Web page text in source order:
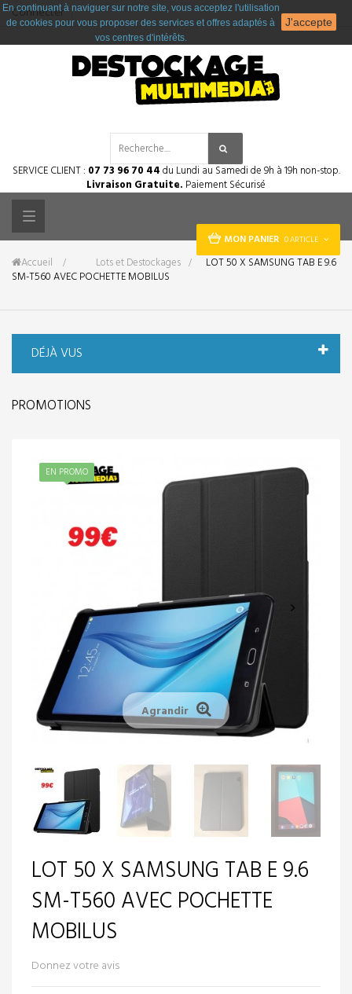
Connecter
MON PANIER 0 ARTICLE
SERVICE CLIENT : 07 73 96 70 44du Lundi au Samedi de 9h à 19h non-stop.
Livraison Gratuite. Paiement Sécurisé
Toggle
navigation
Accueil &gt; Lots et Destockages >
LOT 50 X SAMSUNG TAB E 9.6
SM-T560 AVEC POCHETTE MOBILUS
DÉJÀ VUS
PROMOTIONS
EN PROMO
Agrandir
LOT 50 X SAMSUNG TAB E 9.6
SM-T560 AVEC POCHETTE
MOBILUS
Donnez votre avis
En continuant à naviguer sur notre site, vous acceptez l'utilisation
de cookies pour vous proposer des services et offres adaptés à
vos centres d'intérêts.
J'accepte